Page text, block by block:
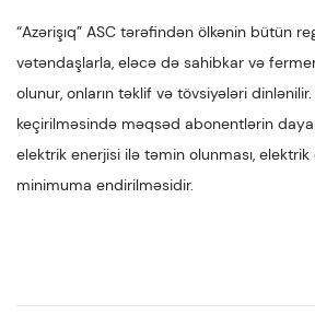
“Azərişıq” ASC tərəfindən ölkənin bütün
vətəndaşlarla, eləcə də sahibkar və
olunur, onların təklif və tövsiyələri
keçirilməsində məqsəd abonentlərin
elektrik enerjisi ilə təmin olunması,
minimuma endirilməsidir.